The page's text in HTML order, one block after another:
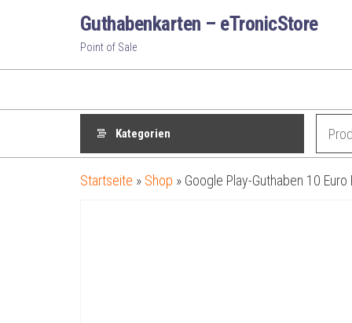
Guthabenkarten – eTronicStore
Point of Sale
Kategorien
Startseite » Shop » Google Play-Guthaben 10 Euro